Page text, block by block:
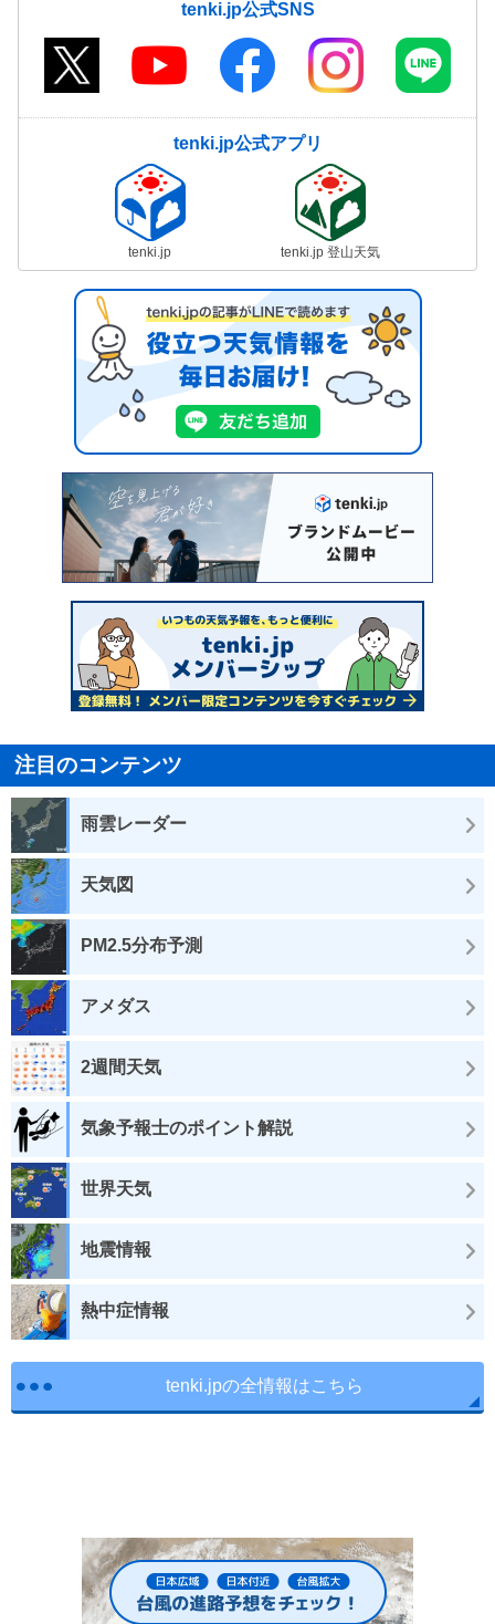
tenki.jp公式SNS
tenki.jp公式アプリ
tenki.jp tenki.jp 登山天気
注目のコンテンツ
雨雲レーダー
天気図
PM2.5分布予測
アメダス
2週間天気
気象予報士のポイント解説
世界天気
地震情報
熱中症情報
tenki.jpの全情報はこちら